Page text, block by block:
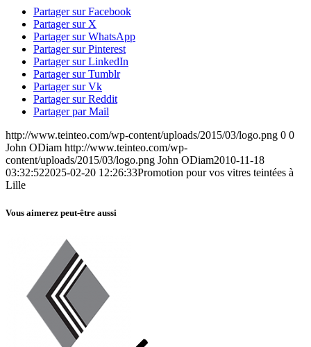
Partager sur Facebook
Partager sur X
Partager sur WhatsApp
Partager sur Pinterest
Partager sur LinkedIn
Partager sur Tumblr
Partager sur Vk
Partager sur Reddit
Partager par Mail
http://www.teinteo.com/wp-content/uploads/2015/03/logo.png 0 0
John ODiam http://www.teinteo.com/wp-
content/uploads/2015/03/logo.png John ODiam2010-11-18
03:32:522025-02-20 12:26:33Promotion pour vos vitres teintées à
Lille
Vous aimerez peut-être aussi